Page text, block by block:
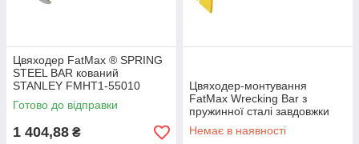
Цвяходер FatMax ® SPRING
STEEL BAR кований
STANLEY FMHT1-55010
довжина 30 см вага 0.45 кг
тип інструменту - лом-
Готово до відправки
1 404,88 ₴
Цвяходер-монтування
FatMax Wrecking Bar з
пружинної сталі завдовжки
38.1 см STANLEY 1-55-516
вага 0.6 кг прогумована
Немає в наявності